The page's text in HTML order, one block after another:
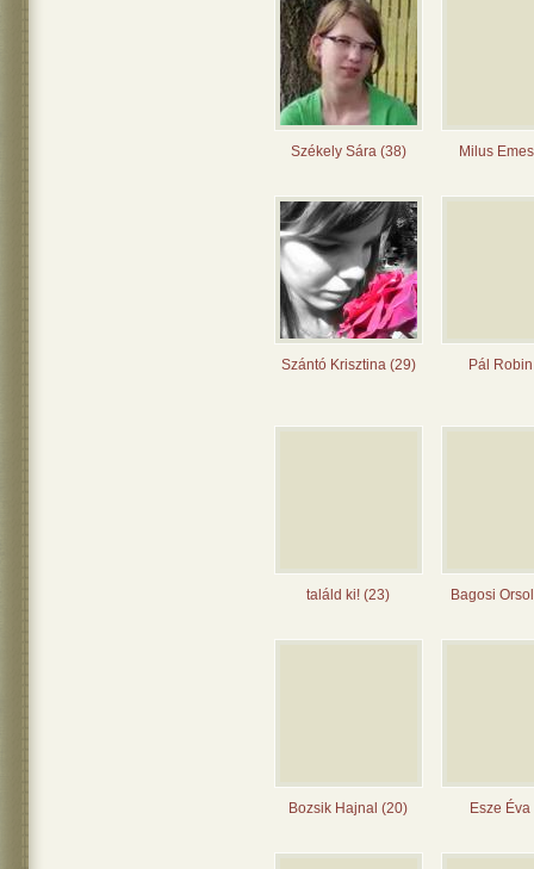
Székely Sára (38) Milus
Szántó Krisztina (29) Pál
találd ki! (23) Bagosi
Bozsik Hajnal (20) Esze